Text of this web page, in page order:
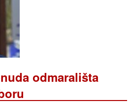
odmarališta